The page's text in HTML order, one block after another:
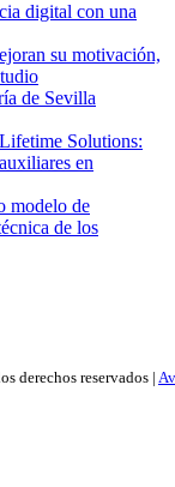
digital con una
su motivación,
de Sevilla
Solutions:
en
modelo de
de los
derechos reservados |